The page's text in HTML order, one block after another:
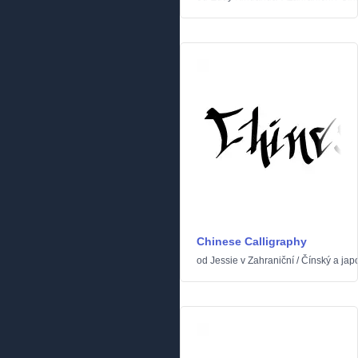
Chinese Calligraphy
od Jessie v Zahraniční /Čínský a